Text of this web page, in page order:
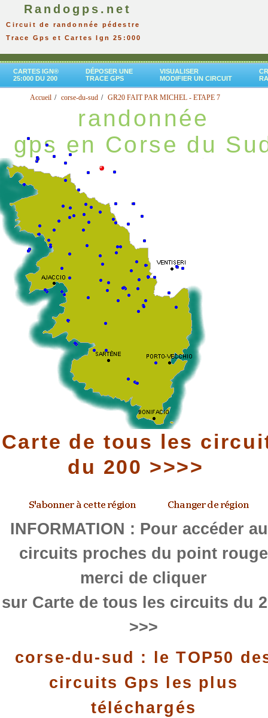
Randogps.net
Circuit de randonnée pédestre
Trace Gps et Cartes Ign 25:000
CARTES IGN®
25:000 DU 200
DÉPOSER UNE
TRACE GPS
VISUALISER
MODIFIER UN CIRCUIT
Accueil corse-du-sud GR20 FAIT PAR MICHEL - ETAPE 7
randonnée
gps en Corse du
Carte de tous les
du 200 >>>>
INFORMATION : Pour accéder
circuits proches du point rouge
merci de cliquer
sur Carte de tous les circuits du
>>>
corse-du-sud : le TOP50
circuits Gps les plus
téléchargés